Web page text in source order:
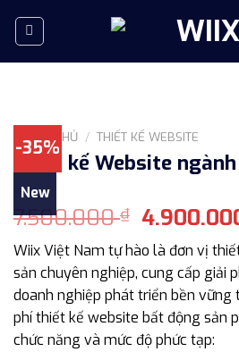
-35%
New
TRANG CHỦ / THIẾT KẾ WEBSITE
Thiết kế Website
7.500.000₫ Giá
gốc
là:
Wiix Việt Nam tự hào là đơn vị
sản chuyên nghiệp, cung cấp giải
doanh nghiệp phát triển bền vững
phí thiết kế website bất động sản
chức năng và mức độ phức tạp: